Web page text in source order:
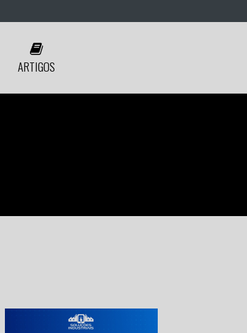
ARTIGOS